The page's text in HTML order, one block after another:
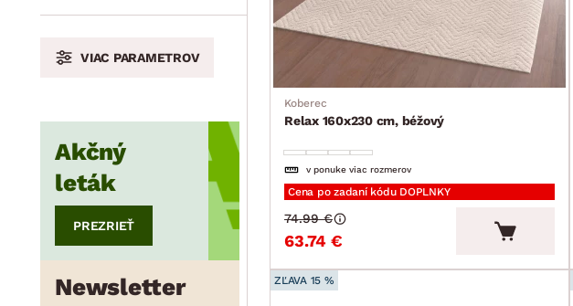
min. cm max. cm
VIAC PARAMETROV
Akčný
leták
PREZRIEŤ
Newsletter
Koberec
Relax 160x230 cm, béžový
v ponuke viac rozmerov
Cena po zadaní kódu DOPLNKY
63.74 €
74.99 €
ZĽAVA 15 %